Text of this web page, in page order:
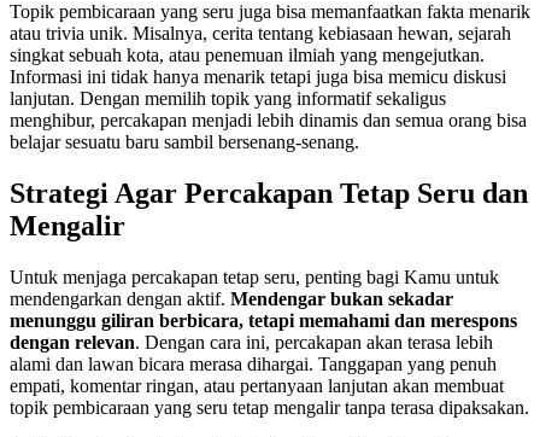
Topik pembicaraan yang seru juga bisa memanfaatkan fakta menarik
atau trivia unik. Misalnya, cerita tentang kebiasaan hewan, sejarah
singkat sebuah kota, atau penemuan ilmiah yang mengejutkan.
Informasi ini tidak hanya menarik tetapi juga bisa memicu diskusi
lanjutan. Dengan memilih topik yang informatif sekaligus
menghibur, percakapan menjadi lebih dinamis dan semua orang bisa
belajar sesuatu baru sambil bersenang-senang.
Strategi Agar Percakapan Tetap Seru dan
Mengalir
Untuk menjaga percakapan tetap seru, penting bagi Kamu untuk
mendengarkan dengan aktif. Mendengar bukan sekadar
menunggu giliran berbicara, tetapi memahami dan merespons
dengan relevan. Dengan cara ini, percakapan akan terasa lebih
alami dan lawan bicara merasa dihargai. Tanggapan yang penuh
empati, komentar ringan, atau pertanyaan lanjutan akan membuat
topik pembicaraan yang seru tetap mengalir tanpa terasa dipaksakan.